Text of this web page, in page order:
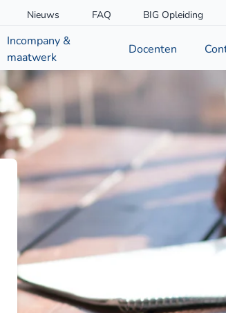
Nieuws FAQ BIG Opleiding
Incompany &
maatwerk
Docenten